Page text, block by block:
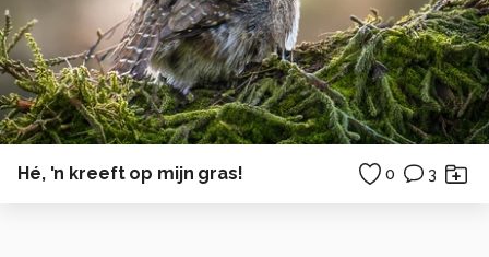
Hé, 'n kreeft op mijn gras! 0 3